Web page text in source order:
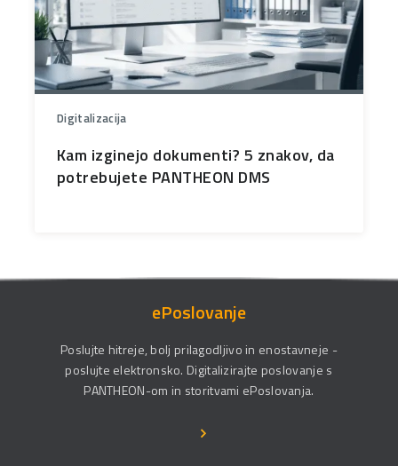
Digitalizacija
Kam izginejo dokumenti? 5 znakov, da
potrebujete PANTHEON DMS
ePoslovanje
Poslujte hitreje, bolj prilagodljivo in enostavneje -
poslujte elektronsko. Digitalizirajte poslovanje s
PANTHEON-om in storitvami ePoslovanja.